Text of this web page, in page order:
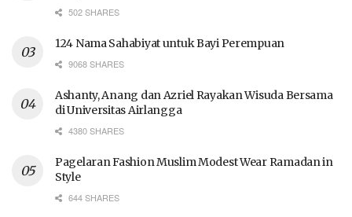
502 SHARES
124 Nama Sahabiyat untuk Bayi Perempuan
9068 SHARES
Ashanty, Anang dan Azriel Rayakan Wisuda Bersama
di Universitas Airlangga
4380 SHARES
Pagelaran Fashion Muslim Modest Wear Ramadan in
Style
644 SHARES